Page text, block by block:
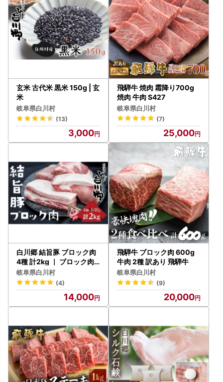
玄米 古代米 黒米 150g | 玄
米
岐阜県白川村
(13)
3,000
飛騨牛 焼肉 霜降り700g
焼肉 牛肉 S427
岐阜県白川村
(7)
25,000
白川郷 結旨豚 ブロック肉
4種 計2kg ｜ ブロック肉 [
S225]
岐阜県白川村
(4)
14,000
飛騨牛 ブロック肉 600g
牛肉 2種 訳あり 飛騨牛
岐阜県白川村
(9)
20,000